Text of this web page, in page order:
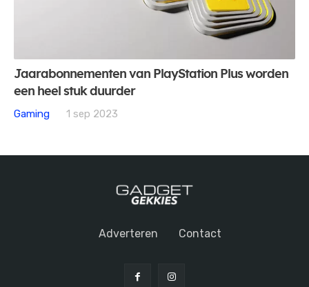
Jaarabonnementen van PlayStation Plus worden
een heel stuk duurder
Gaming
1 sep 2023
Adverteren Contact